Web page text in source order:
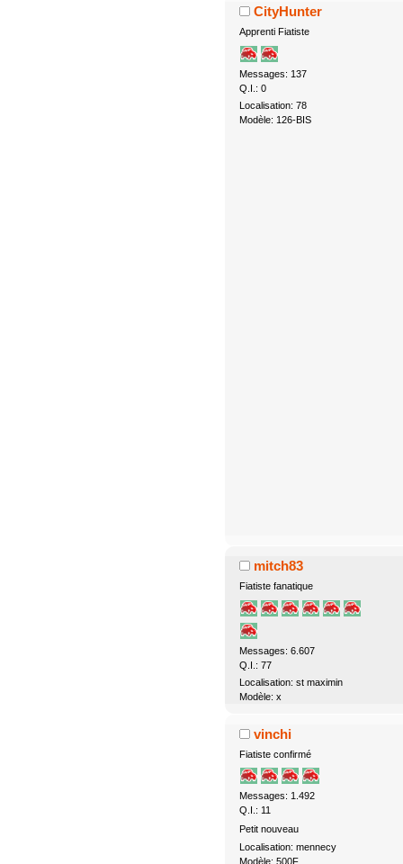
CityHunter
Apprenti Fiatiste
Messages: 137
Q.I.: 0
Localisation: 78
Modèle: 126-BIS
mitch83
Fiatiste fanatique
Messages: 6.607
Q.I.: 77
Localisation: st maximin
Modèle: x
vinchi
Fiatiste confirmé
Messages: 1.492
Q.I.: 11
Petit nouveau
Localisation: mennecy
Modèle: 500F